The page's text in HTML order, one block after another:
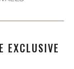
EXCLUSIVE